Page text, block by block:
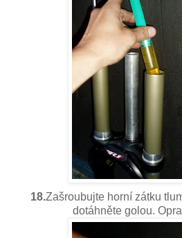
18.Zašroubujte horní zátku
dotáhněte golou.